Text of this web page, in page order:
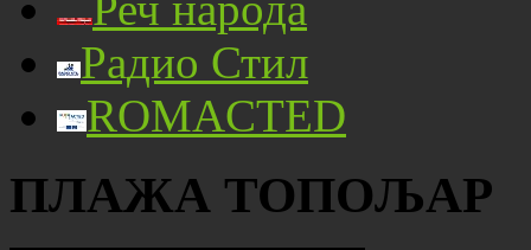
Радио Стил
ROMACTED
ПЛАЖА ТОПОЉАР